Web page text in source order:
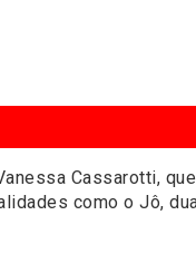
Cassarotti,
como o Jô,